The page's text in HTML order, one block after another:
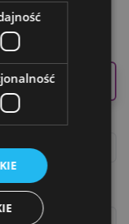
59.00 ZŁ